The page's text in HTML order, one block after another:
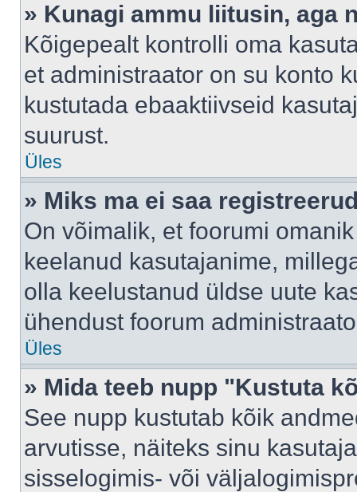
» Kunagi ammu liitusin, aga
Kõigepealt kontrolli oma
et administraator on su konto
kustutada ebaaktiivseid
suurust.
Üles
» Miks ma ei saa
On võimalik, et foorumi
keelanud kasutajanime,
olla keelustanud üldse uute
ühendust foorum
Üles
» Mida teeb nupp "Kustuta
See nupp kustutab kõik
arvutisse, näiteks sinu
sisselogimis- või